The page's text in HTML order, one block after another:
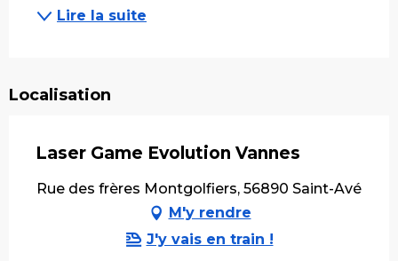
Lire la suite
Localisation
Laser Game Evolution Vannes
Rue des frères Montgolfiers, 56890 Saint-Avé
M'y rendre
J'y vais en train !